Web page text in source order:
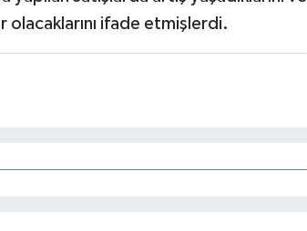
olacaklarını ifade etmişlerdi.